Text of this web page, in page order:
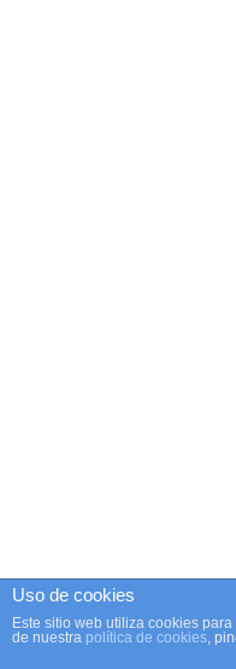
Uso de cookies
Este sitio web utiliza cookies
de nuestra política de cookies,